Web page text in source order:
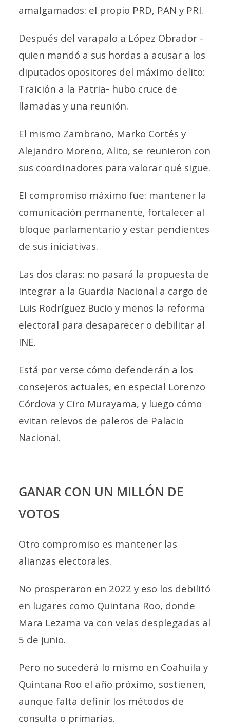
amalgamados: el propio PRD, PAN y PRI.
Después del varapalo a López Obrador -
quien mandó a sus hordas a acusar a los
diputados opositores del máximo delito:
Traición a la Patria- hubo cruce de
llamadas y una reunión.
El mismo Zambrano, Marko Cortés y
Alejandro Moreno, Alito, se reunieron con
sus coordinadores para valorar qué sigue.
El compromiso máximo fue: mantener la
comunicación permanente, fortalecer al
bloque parlamentario y estar pendientes
de sus iniciativas.
Las dos claras: no pasará la propuesta de
integrar a la Guardia Nacional a cargo de
Luis Rodríguez Bucio y menos la reforma
electoral para desaparecer o debilitar al
INE.
Está por verse cómo defenderán a los
consejeros actuales, en especial Lorenzo
Córdova y Ciro Murayama, y luego cómo
evitan relevos de paleros de Palacio
Nacional.
GANAR CON UN MILLÓN DE
VOTOS
Otro compromiso es mantener las
alianzas electorales.
No prosperaron en 2022 y eso los debilitó
en lugares como Quintana Roo, donde
Mara Lezama va con velas desplegadas al
5 de junio.
Pero no sucederá lo mismo en Coahuila y
Quintana Roo el año próximo, sostienen,
aunque falta definir los métodos de
consulta o primarias.